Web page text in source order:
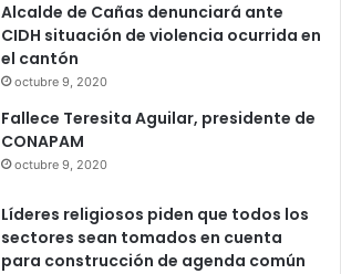
Alcalde de Cañas denunciará ante
CIDH situación de violencia ocurrida en
el cantón
octubre 9, 2020
Fallece Teresita Aguilar, presidente de
CONAPAM
octubre 9, 2020
Líderes religiosos piden que todos los
sectores sean tomados en cuenta
para construcción de agenda común